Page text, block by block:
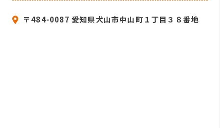
〒484-0087 愛知県犬山市中山町１丁目３８番地